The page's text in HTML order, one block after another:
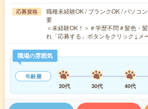
応募資格
職種未経験OK / ブランクOK / パソコ
要
＜未経験OK！＞＃学歴不問＃髪色・
れ「応募する」ボタンをクリック↓メ
職場の雰囲気
年齢層
20代
30代 40代